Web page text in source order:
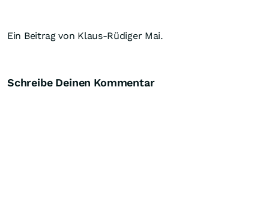
Ein Beitrag von Klaus-Rüdiger Mai.
Schreibe Deinen Kommentar